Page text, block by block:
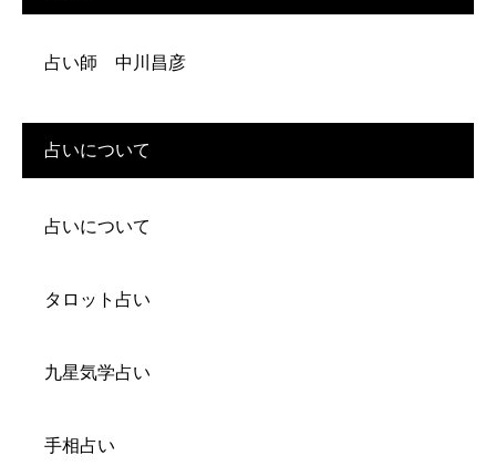
占い師 中川昌彦
占いについて
占いについて
タロット占い
九星気学占い
手相占い